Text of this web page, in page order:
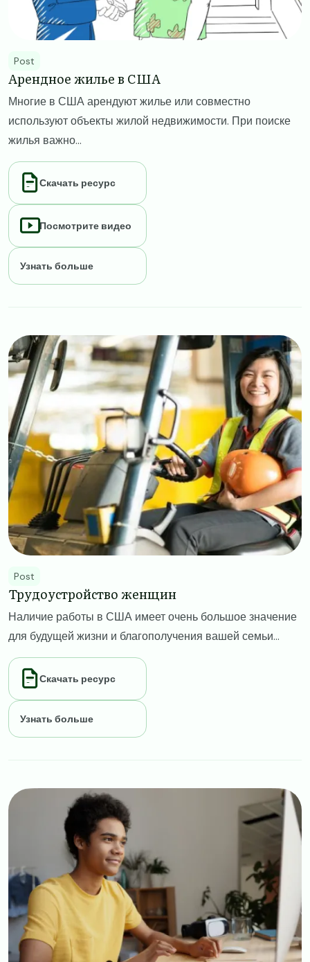
Post
Арендное жилье в США
Многие в США арендуют жилье или совместно
используют объекты жилой недвижимости. При поиске
жилья важно...
Скачать ресурс
Посмотрите видео
Узнать больше
Image
Post
Трудоустройство женщин
Наличие работы в США имеет очень большое значение
для будущей жизни и благополучения вашей семьи...
Скачать ресурс
Узнать больше
Image